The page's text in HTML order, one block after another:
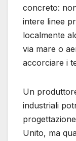
concreto:
intere linee
localmente
via mare o
accorciare i
Un
industriali
Unito, ma